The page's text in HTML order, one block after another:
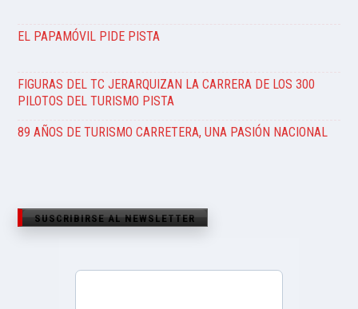
EL PAPAMÓVIL PIDE PISTA
FIGURAS DEL TC JERARQUIZAN LA CARRERA DE LOS 300
PILOTOS DEL TURISMO PISTA
89 AÑOS DE TURISMO CARRETERA, UNA PASIÓN NACIONAL
SUSCRIBIRSE AL NEWSLETTER